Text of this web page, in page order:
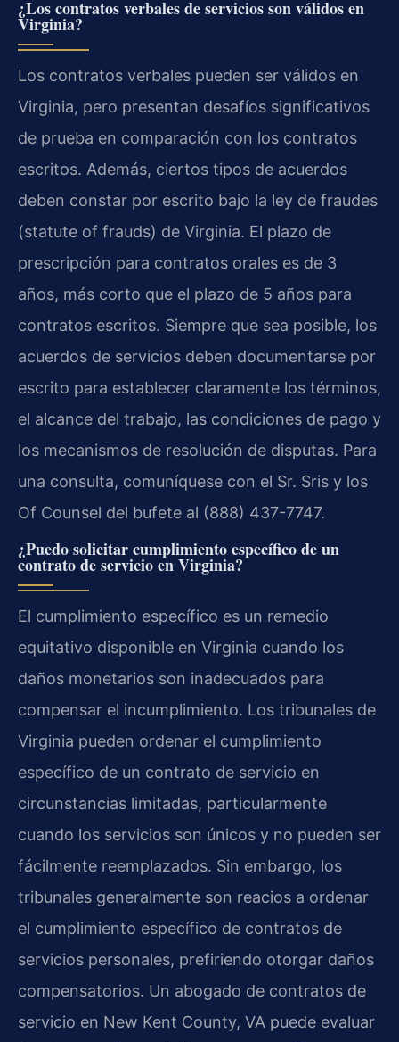
¿Los contratos verbales de servicios son válidos en
Virginia?
Los contratos verbales pueden ser válidos en
Virginia, pero presentan desafíos significativos
de prueba en comparación con los contratos
escritos. Además, ciertos tipos de acuerdos
deben constar por escrito bajo la ley de fraudes
(statute of frauds) de Virginia. El plazo de
prescripción para contratos orales es de 3
años, más corto que el plazo de 5 años para
contratos escritos. Siempre que sea posible, los
acuerdos de servicios deben documentarse por
escrito para establecer claramente los términos,
el alcance del trabajo, las condiciones de pago y
los mecanismos de resolución de disputas. Para
una consulta, comuníquese con el Sr. Sris y los
Of Counsel del bufete al (888) 437-7747.
¿Puedo solicitar cumplimiento específico de un
contrato de servicio en Virginia?
El cumplimiento específico es un remedio
equitativo disponible en Virginia cuando los
daños monetarios son inadecuados para
compensar el incumplimiento. Los tribunales de
Virginia pueden ordenar el cumplimiento
específico de un contrato de servicio en
circunstancias limitadas, particularmente
cuando los servicios son únicos y no pueden ser
fácilmente reemplazados. Sin embargo, los
tribunales generalmente son reacios a ordenar
el cumplimiento específico de contratos de
servicios personales, prefiriendo otorgar daños
compensatorios. Un abogado de contratos de
servicio en New Kent County, VA puede evaluar